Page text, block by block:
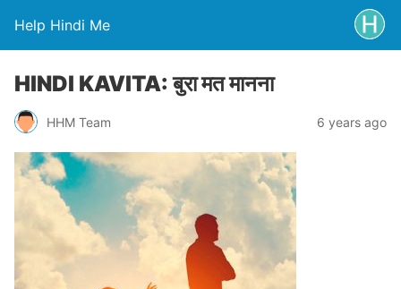
Help Hindi Me
HINDI KAVITA: बुरा मत मानना
HHM Team 6 years ago